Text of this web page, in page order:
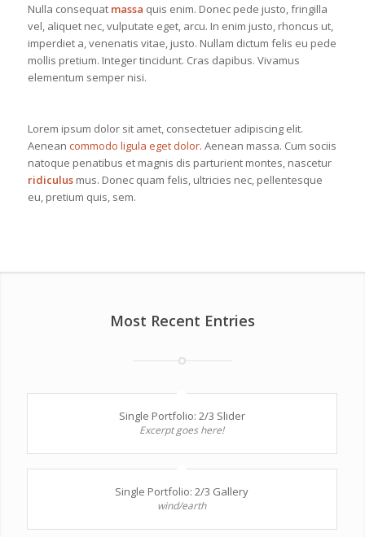
Nulla consequat massa quis enim. Donec pede justo, fringilla
vel, aliquet nec, vulputate eget, arcu. In enim justo, rhoncus ut,
imperdiet a, venenatis vitae, justo. Nullam dictum felis eu pede
mollis pretium. Integer tincidunt. Cras dapibus. Vivamus
elementum semper nisi.
Lorem ipsum dolor sit amet, consectetuer adipiscing elit.
Aenean commodo ligula eget dolor. Aenean massa. Cum sociis
natoque penatibus et magnis dis parturient montes, nascetur
ridiculusmus. Donec quam felis, ultricies nec, pellentesque
eu, pretium quis, sem.
Most Recent Entries
Single Portfolio: 2/3 Slider
Excerpt goes here!
Single Portfolio: 2/3 Gallery
wind/earth